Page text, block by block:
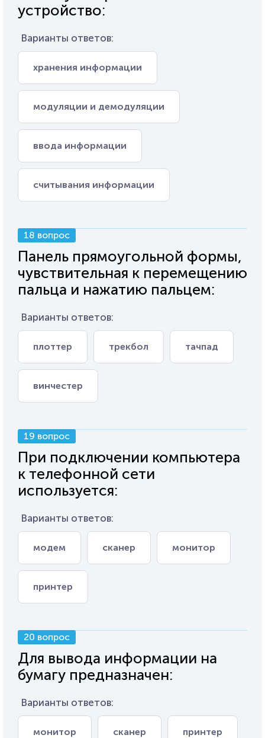
устройство:
Варианты ответов:
хранения информации
модуляции и демодуляции
ввода информации
считывания информации
18 вопрос
Панель прямоугольной формы,
чувствительная к перемещению
пальца и нажатию пальцем:
Варианты ответов:
плоттер трекбол тачпад
винчестер
19 вопрос
При подключении компьютера
к телефонной сети
используется:
Варианты ответов:
модем сканер монитор
принтер
20 вопрос
Для вывода информации на
бумагу предназначен:
Варианты ответов:
монитор сканер принтер